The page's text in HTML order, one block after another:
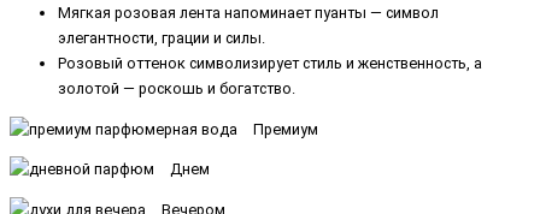
Мягкая розовая лента напоминает пуанты — символ
элегантности, грации и силы.
Розовый оттенок символизирует стиль и женственность, а
золотой — роскошь и богатство.
Премиум
Днем
Вечером